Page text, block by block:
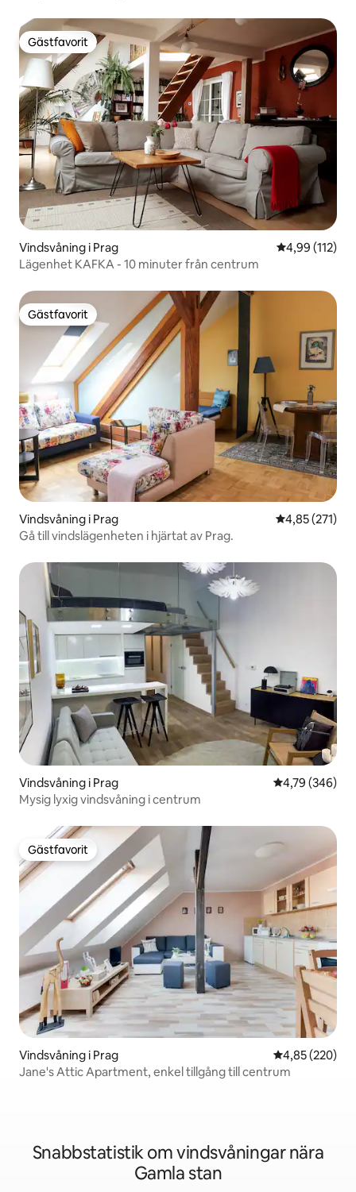
Gästfavorit
Gästfavorit
Vindsvåning i Prag 4,99 av 5 i
4,99 (112)
Lägenhet KAFKA - 10 minuter från centrum
Gästfavorit
Gästfavorit
Vindsvåning i Prag 4,85 av 5 i
4,85 (271)
Gå till vindslägenheten i hjärtat av Prag.
Vindsvåning i Prag 4,79 av 5 i
4,79 (346)
Mysig lyxig vindsvåning i centrum
Gästfavorit
Gästfavorit
Vindsvåning i Prag 4,85 av 5 i
4,85 (220)
Jane's Attic Apartment, enkel tillgång till centrum
Snabbstatistik om vindsvåningar nära
Gamla stan